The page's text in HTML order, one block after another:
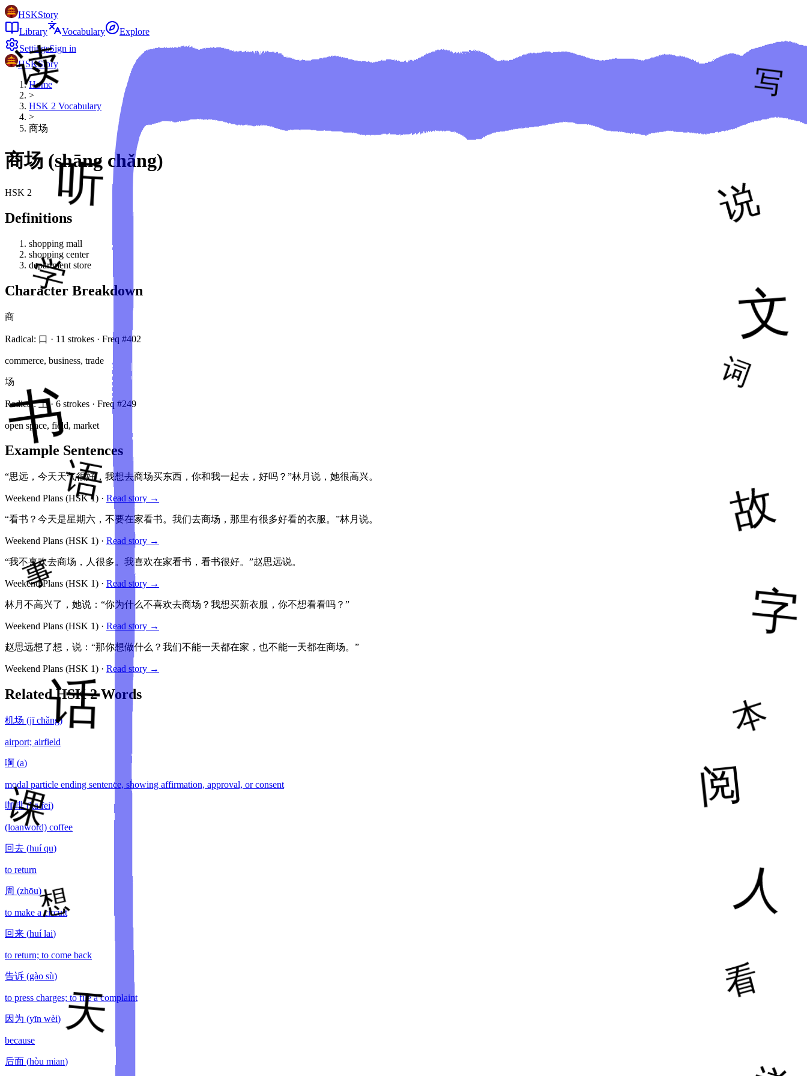
HSKStory
Library
Vocabulary
Explore
SettingsSign in
HSKStory
Home
>
HSK 2 Vocabulary
>
商场
商场 (shāng chǎng)
HSK 2
Definitions
shopping mall
shopping center
department store
Character Breakdown
商
Radical: 口 · 11 strokes · Freq #402
commerce, business, trade
场
Radical:土 · 6 strokes · Freq #249
open space, field, market
Example Sentences
“思远，今天天气很好，我想去商场买东西，你和我一起去，好吗？”林月说，她很高兴。
Weekend Plans (HSK1) · Read story →
“看书？今天是星期六，不要在家看书。我们去商场，那里有很多好看的衣服。”林月说。
Weekend Plans (HSK 1) · Read story →
“我不喜欢去商场，人很多。我喜欢在家看书，看书很好。”赵思远说。
Weekend Plans (HSK 1) · Read story →
林月不高兴了，她说：“你为什么不喜欢去商场？我想买新衣服，你不想看看吗？”
Weekend Plans (HSK 1) · Read story →
赵思远想了想，说：“那你想做什么？我们不能一天都在家，也不能一天都在商场。”
Weekend Plans (HSK 1) · Read story →
Related HSK2Words
机场 (jī chǎng)
airport; airfield
啊 (a)
modal particle ending sentence, showing affirmation, approval, or consent
咖啡 (kā fēi)
(loanword) coffee
回去 (huí qu)
to return
周 (zhōu)
to make a circuit
回来 (huí lai)
to return; to come back
告诉 (gào sù)
to press charges; to file a complaint
因为 (yīn wèi)
because
后面 (hòu mian)